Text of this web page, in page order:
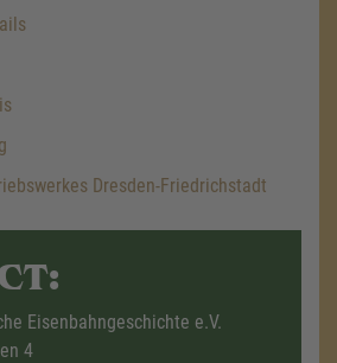
Dresden-Friedrichstadt
Eisenbahngeschichte e.V.
4